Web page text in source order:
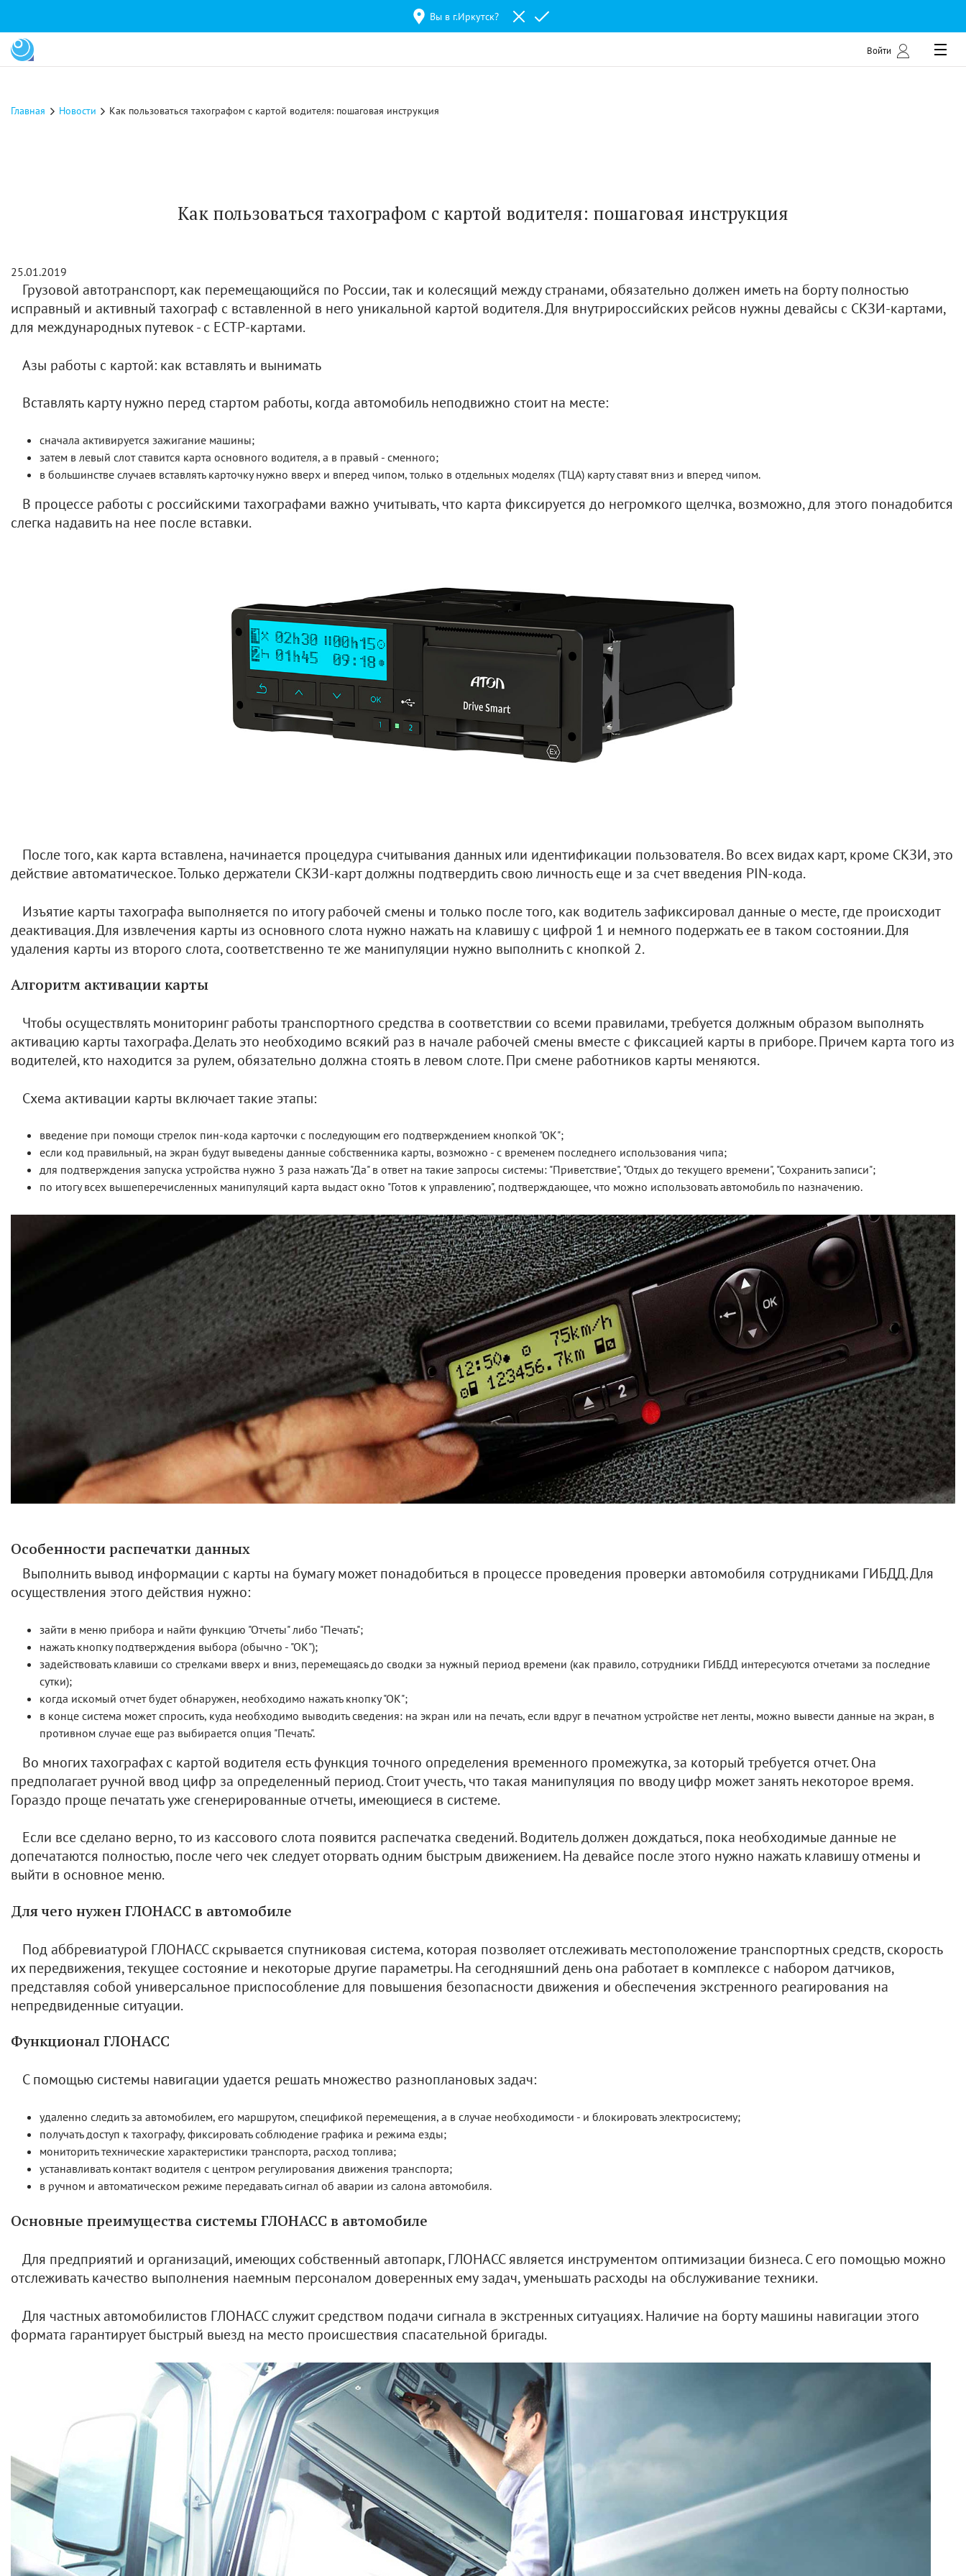
Вы в г.Иркутск?
Войти
Главная Новости Как пользоваться тахографом с картой водителя: пошаговая инструкция
Как пользоваться тахографом с картой водителя: пошаговая инструкция
25.01.2019
Грузовой автотранспорт, как перемещающийся по России, так и колесящий между странами, обязательно должен иметь на борту полностью
исправный и активный тахограф с вставленной в него уникальной картой водителя. Для внутрироссийских рейсов нужны девайсы с СКЗИ-картами,
для международных путевок - с ЕСТР-картами.
Азы работы с картой: как вставлять и вынимать
Вставлять карту нужно перед стартом работы, когда автомобиль неподвижно стоит на месте:
сначала активируется зажигание машины;
затем в левый слот ставится карта основного водителя, а в правый - сменного;
в большинстве случаев вставлять карточку нужно вверх и вперед чипом, только в отдельных моделях (ТЦА) карту ставят вниз и вперед чипом.
В процессе работы с российскими тахографами важно учитывать, что карта фиксируется до негромкого щелчка, возможно, для этого понадобится
слегка надавить на нее после вставки.
После того, как карта вставлена, начинается процедура считывания данных или идентификации пользователя. Во всех видах карт, кроме СКЗИ, это
действие автоматическое. Только держатели СКЗИ-карт должны подтвердить свою личность еще и за счет введения PIN-кода.
Изъятие карты тахографа выполняется по итогу рабочей смены и только после того, как водитель зафиксировал данные о месте, где происходит
деактивация. Для извлечения карты из основного слота нужно нажать на клавишу с цифрой 1 и немного подержать ее в таком состоянии. Для
удаления карты из второго слота, соответственно те же манипуляции нужно выполнить с кнопкой 2.
Алгоритм активации карты
Чтобы осуществлять мониторинг работы транспортного средства в соответствии со всеми правилами, требуется должным образом выполнять
активацию карты тахографа. Делать это необходимо всякий раз в начале рабочей смены вместе с фиксацией карты в приборе. Причем карта того из
водителей, кто находится за рулем, обязательно должна стоять в левом слоте. При смене работников карты меняются.
Схема активации карты включает такие этапы:
введение при помощи стрелок пин-кода карточки с последующим его подтверждением кнопкой "ОК";
если код правильный, на экран будут выведены данные собственника карты, возможно - с временем последнего использования чипа;
для подтверждения запуска устройства нужно 3 раза нажать "Да" в ответ на такие запросы системы: "Приветствие", "Отдых до текущего времени", "Сохранить записи";
по итогу всех вышеперечисленных манипуляций карта выдаст окно "Готов к управлению", подтверждающее, что можно использовать автомобиль по назначению.
Особенности распечатки данных
Выполнить вывод информации с карты на бумагу может понадобиться в процессе проведения проверки автомобиля сотрудниками ГИБДД. Для
осуществления этого действия нужно:
зайти в меню прибора и найти функцию "Отчеты" либо "Печать";
нажать кнопку подтверждения выбора (обычно - "ОК");
задействовать клавиши со стрелками вверх и вниз, перемещаясь до сводки за нужный период времени (как правило, сотрудники ГИБДД интересуются отчетами за последние
сутки);
когда искомый отчет будет обнаружен, необходимо нажать кнопку "ОК";
в конце система может спросить, куда необходимо выводить сведения: на экран или на печать, если вдруг в печатном устройстве нет ленты, можно вывести данные на экран, в
противном случае еще раз выбирается опция "Печать".
Во многих тахографах с картой водителя есть функция точного определения временного промежутка, за который требуется отчет. Она
предполагает ручной ввод цифр за определенный период. Стоит учесть, что такая манипуляция по вводу цифр может занять некоторое время.
Гораздо проще печатать уже сгенерированные отчеты, имеющиеся в системе.
Если все сделано верно, то из кассового слота появится распечатка сведений. Водитель должен дождаться, пока необходимые данные не
допечатаются полностью, после чего чек следует оторвать одним быстрым движением. На девайсе после этого нужно нажать клавишу отмены и
выйти в основное меню.
Для чего нужен ГЛОНАСС в автомобиле
Под аббревиатурой ГЛОНАСС скрывается спутниковая система, которая позволяет отслеживать местоположение транспортных средств, скорость
их передвижения, текущее состояние и некоторые другие параметры. На сегодняшний день она работает в комплексе с набором датчиков,
представляя собой универсальное приспособление для повышения безопасности движения и обеспечения экстренного реагирования на
непредвиденные ситуации.
Функционал ГЛОНАСС
С помощью системы навигации удается решать множество разноплановых задач:
удаленно следить за автомобилем, его маршрутом, спецификой перемещения, а в случае необходимости - и блокировать электросистему;
получать доступ к тахографу, фиксировать соблюдение графика и режима езды;
мониторить технические характеристики транспорта, расход топлива;
устанавливать контакт водителя с центром регулирования движения транспорта;
в ручном и автоматическом режиме передавать сигнал об аварии из салона автомобиля.
Основные преимущества системы ГЛОНАСС в автомобиле
Для предприятий и организаций, имеющих собственный автопарк, ГЛОНАСС является инструментом оптимизации бизнеса. С его помощью можно
отслеживать качество выполнения наемным персоналом доверенных ему задач, уменьшать расходы на обслуживание техники.
Для частных автомобилистов ГЛОНАСС служит средством подачи сигнала в экстренных ситуациях. Наличие на борту машины навигации этого
формата гарантирует быстрый выезд на место происшествия спасательной бригады.